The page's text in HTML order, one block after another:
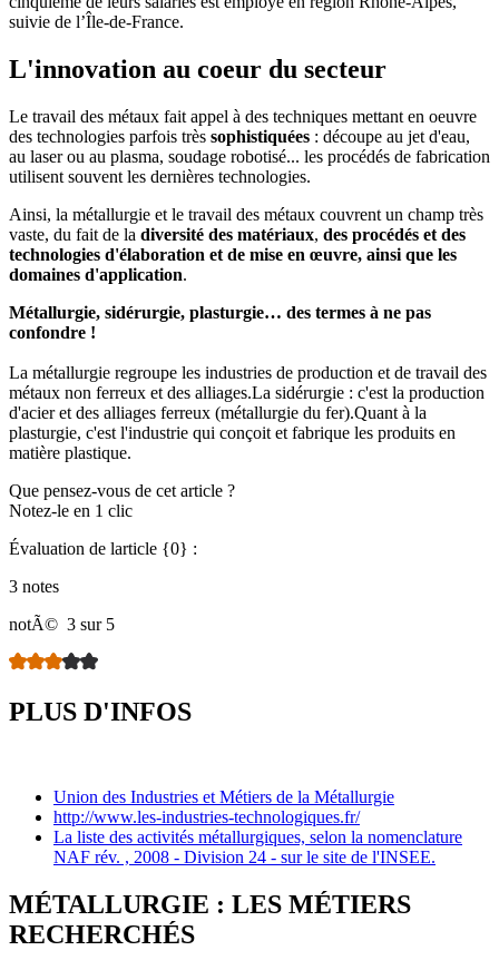
suivie de l’Île-de-France.
L'innovation au coeur du secteur
Le travail des métaux fait appel à des techniques mettant en oeuvre
des technologies parfois très sophistiquées : découpe au jet d'eau,
au laser ou au plasma, soudage robotisé... les procédés de fabrication
utilisent souvent les dernières technologies.
Ainsi, la métallurgie et le travail des métaux couvrent un champ très
vaste, du fait de la diversité des matériaux, des procédés et des
technologies d'élaboration et de mise en œuvre, ainsi que les
domaines d'application.
Métallurgie, sidérurgie, plasturgie… des termes à ne pas
confondre !
La métallurgie regroupe les industries de production et de travail des
métaux non ferreux et des alliages.La sidérurgie : c'est la production
d'acier et des alliages ferreux (métallurgie du fer).Quant à la
plasturgie, c'est l'industrie qui conçoit et fabrique les produits en
matière plastique.
Que pensez-vous de cet article ?
Notez-le en 1 clic
Évaluation de larticle {0} :
3 notes
notÃ© 3 sur 5
PLUS D'INFOS
Union des Industries et Métiers de la Métallurgie
http://www.les-industries-technologiques.fr/
La liste des activités métallurgiques, selon la nomenclature
NAF rév. , 2008 - Division 24 - sur le site de l'INSEE.
MÉTALLURGIE : LES MÉTIERS
RECHERCHÉS